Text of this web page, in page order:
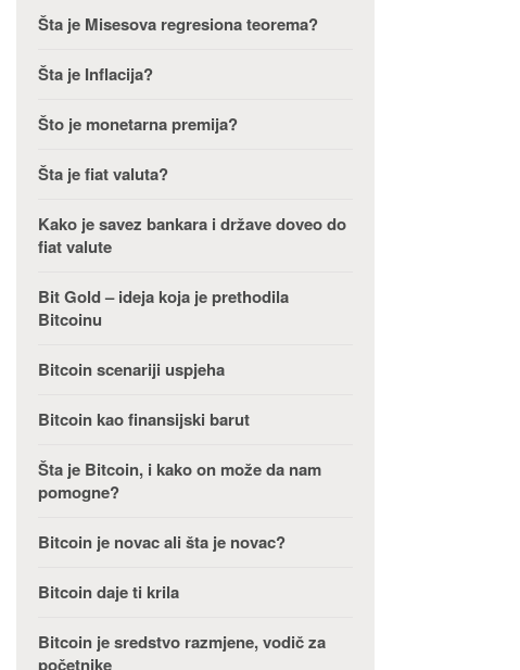
Šta je Misesova regresiona teorema?
Šta je Inflacija?
Što je monetarna premija?
Šta je fiat valuta?
Kako je savez bankara i države doveo do
fiat valute
Bit Gold – ideja koja je prethodila
Bitcoinu
Bitcoin scenariji uspjeha
Bitcoin kao finansijski barut
Šta je Bitcoin, i kako on može da nam
pomogne?
Bitcoin je novac ali šta je novac?
Bitcoin daje ti krila
Bitcoin je sredstvo razmjene, vodič za
početnike